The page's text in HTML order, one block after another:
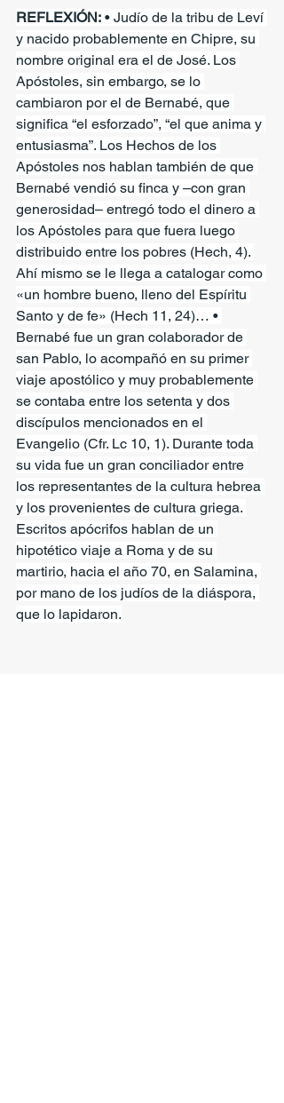
REFLEXIÓN: • Judío de la tribu de Leví
y nacido probablemente en Chipre, su
nombre original era el de José. Los
Apóstoles, sin embargo, se lo
cambiaron por el de Bernabé, que
significa “el esforzado”, “el que anima y
entusiasma”. Los Hechos de los
Apóstoles nos hablan también de que
Bernabé vendió su finca y –con gran
generosidad– entregó todo el dinero a
los Apóstoles para que fuera luego
distribuido entre los pobres (Hech, 4).
Ahí mismo se le llega a catalogar como
«un hombre bueno, lleno del Espíritu
Santo y de fe» (Hech 11, 24)… •
Bernabé fue un gran colaborador de
san Pablo, lo acompañó en su primer
viaje apostólico y muy probablemente
se contaba entre los setenta y dos
discípulos mencionados en el
Evangelio (Cfr. Lc 10, 1). Durante toda
su vida fue un gran conciliador entre
los representantes de la cultura hebrea
y los provenientes de cultura griega.
Escritos apócrifos hablan de un
hipotético viaje a Roma y de su
martirio, hacia el año 70, en Salamina,
por mano de los judíos de la diáspora,
que lo lapidaron.